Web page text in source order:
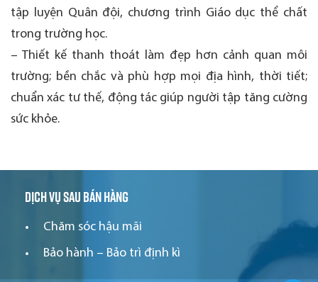
tập luyện Quân đội, chương trình Giáo dục thể chất
trong trường học.
– Thiết kế thanh thoát làm đẹp hơn cảnh quan môi
trường; bền chắc và phù hợp mọi địa hình, thời tiết;
chuẩn xác tư thế, động tác giúp người tập tăng cường
sức khỏe.
Dịch vụ sau bán hàng
Chăm sóc hậu mãi
Bảo hành – Bảo trì định kì